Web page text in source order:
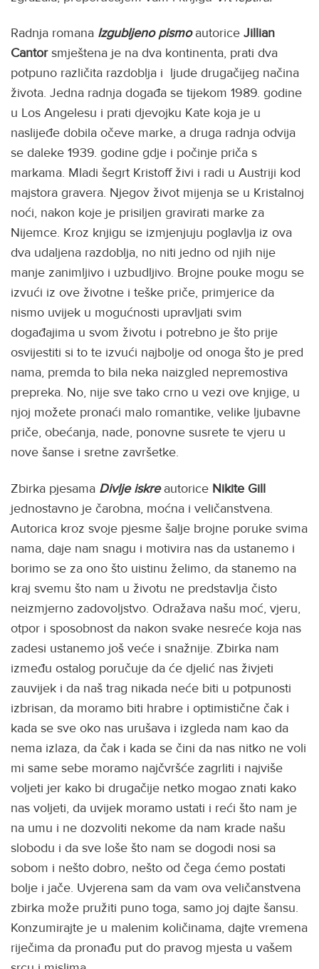
Radnja romana Izgubljeno pismoautorice Jillian
Cantorsmještena je na dva kontinenta, prati dva
potpuno različita razdoblja i ljude drugačijeg načina
života. Jedna radnja događa se tijekom 1989. godine
u Los Angelesu i prati djevojku Kate koja je u
naslijeđe dobila očeve marke, a druga radnja odvija
se daleke 1939. godine gdje i počinje priča s
markama. Mladi šegrt Kristoff živi i radi u Austriji kod
majstora gravera. Njegov život mijenja se u Kristalnoj
noći, nakon koje je prisiljen gravirati marke za
Nijemce. Kroz knjigu se izmjenjuju poglavlja iz ova
dva udaljena razdoblja, no niti jedno od njih nije
manje zanimljivo i uzbudljivo. Brojne pouke mogu se
izvući iz ove životne i teške priče, primjerice da
nismo uvijek u mogućnosti upravljati svim
događajima u svom životu i potrebno je što prije
osvijestiti si to te izvući najbolje od onoga što je pred
nama, premda to bila neka naizgled nepremostiva
prepreka. No, nije sve tako crno u vezi ove knjige, u
njoj možete pronaći malo romantike, velike ljubavne
priče, obećanja, nade, ponovne susrete te vjeru u
nove šanse i sretne završetke.
Zbirka pjesama Divlje iskreautorice Nikite Gill
jednostavno je čarobna, moćna i veličanstvena.
Autorica kroz svoje pjesme šalje brojne poruke svima
nama, daje nam snagu i motivira nas da ustanemo i
borimo se za ono što uistinu želimo, da stanemo na
kraj svemu što nam u životu ne predstavlja čisto
neizmjerno zadovoljstvo. Odražava našu moć, vjeru,
otpor i sposobnost da nakon svake nesreće koja nas
zadesi ustanemo još veće i snažnije. Zbirka nam
između ostalog poručuje da će djelić nas živjeti
zauvijek i da naš trag nikada neće biti u potpunosti
izbrisan, da moramo biti hrabre i optimistične čak i
kada se sve oko nas urušava i izgleda nam kao da
nema izlaza, da čak i kada se čini da nas nitko ne voli
mi same sebe moramo najčvršće zagrliti i najviše
voljeti jer kako bi drugačije netko mogao znati kako
nas voljeti, da uvijek moramo ustati i reći što nam je
na umu i ne dozvoliti nekome da nam krade našu
slobodu i da sve loše što nam se dogodi nosi sa
sobom i nešto dobro, nešto od čega ćemo postati
bolje i jače. Uvjerena sam da vam ova veličanstvena
zbirka može pružiti puno toga, samo joj dajte šansu.
Konzumirajte je u malenim količinama, dajte vremena
riječima da pronađu put do pravog mjesta u vašem